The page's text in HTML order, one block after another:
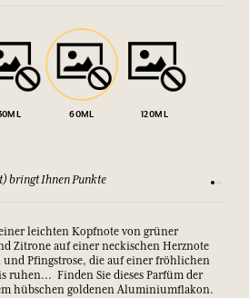
60ML 120ML
bringt Ihnen Punkte Sehen
leichten Kopfnote von grüner
Zitrone auf einer neckischen Herznote
und Pfingstrose, die auf einer fröhlichen
ruhen... Finden Sie dieses Parfüm der
hübschen goldenen Aluminiumflakon.